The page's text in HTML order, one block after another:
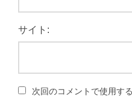
サイト:
次回のコメントで使用す